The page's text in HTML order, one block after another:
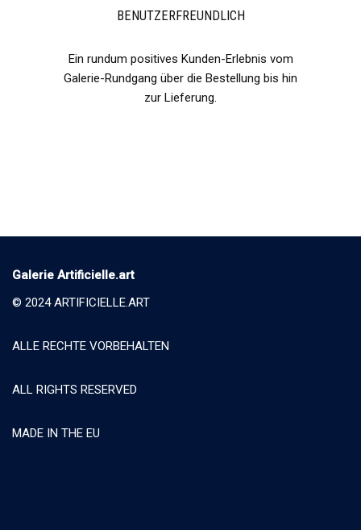
BENUTZERFREUNDLICH​
Ein rundum positives Kunden-Erlebnis vom
Galerie-Rundgang über die Bestellung bis hin
zur Lieferung.​
Galerie Artificielle.art
© 2024 ARTIFICIELLE.ART
ALLE RECHTE VORBEHALTEN
ALL RIGHTS RESERVED
MADE IN THE EU